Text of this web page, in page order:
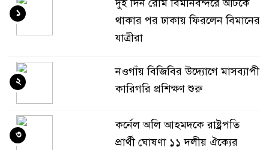
দুই দিন রোম বিমানবন্দরে আটকে
থাকার পর ঢাকায় ফিরলেন বিমানের
যাত্রীরা
১
নওগাঁয় বিজিবির উদ্যোগে মাসব্যাপী
কারিগরি প্রশিক্ষণ শুরু
২
কর্নেল অলি আহমদকে রাষ্ট্রপতি
প্রার্থী ঘোষণা ১১ দলীয় ঐক্যের
৩